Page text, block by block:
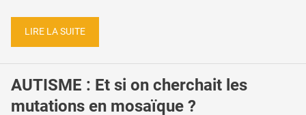
LIRE LA SUITE
AUTISME : Et si on cherchait les
mutations en mosaïque ?